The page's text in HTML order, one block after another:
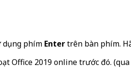
dụng phím Entertrên bàn phím.
Office 2019 online trước đó.